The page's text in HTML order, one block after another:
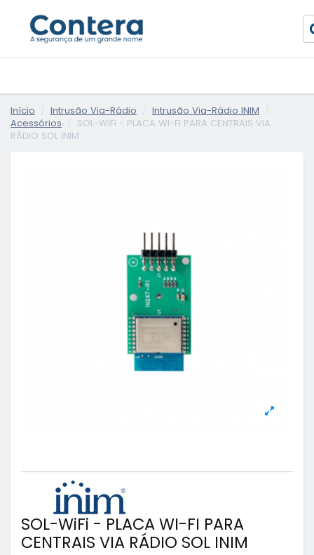
Início Intrusão Via-Rádio
Intrusão Via-Rádio INIM
Acessórios
SOL-WiFi - PLACA WI-FI PARA CENTRAIS VIA
RÁDIO SOL INIM
SOL-WiFi - PLACA WI-FI PARA
CENTRAIS VIA RÁDIO SOL INIM